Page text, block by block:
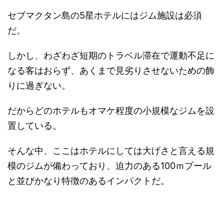
セブマクタン島の5星ホテルにはジム施設は必須
だ。
しかし、わざわざ短期のトラベル滞在で運動不足に
なる客はおらず、あくまで見劣りさせないための飾
りに過ぎない。
だからどのホテルもオマケ程度の小規模なジムを設
置している。
そんな中、ここはホテルにしては大げさと言える規
模のジムが備わっており、迫力のある100ｍプール
と並びかなり特徴のあるインパクトだ。